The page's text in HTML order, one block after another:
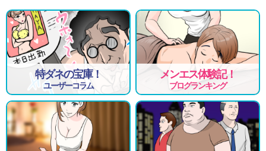
特ダネの宝庫！
ユーザーコラム
メンエス体験記！
ブログランキング